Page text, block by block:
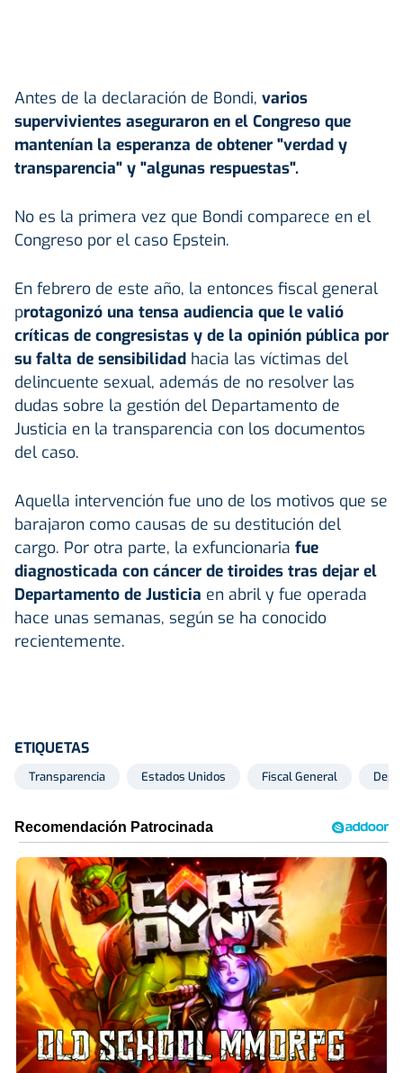
Antes de la declaración de Bondi, varios
supervivientes aseguraron en el Congreso que
mantenían la esperanza de obtener "verdad y
transparencia" y "algunas respuestas".
No es la primera vez que Bondi comparece en el
Congreso por el caso Epstein.
En febrero de este año, la entonces fiscal general
protagonizó una tensa audiencia que le valió
críticas de congresistas y de la opinión pública por
su falta de sensibilidad hacia las víctimas del
delincuente sexual, además de no resolver las
dudas sobre la gestión del Departamento de
Justicia en la transparencia con los documentos
del caso.
Aquella intervención fue uno de los motivos que se
barajaron como causas de su destitución del
cargo. Por otra parte, la exfuncionaria fue
diagnosticada con cáncer de tiroides tras dejar el
Departamento de Justicia en abril y fue operada
hace unas semanas, según se ha conocido
recientemente.
ETIQUETAS
Transparencia Estados Unidos Fiscal General